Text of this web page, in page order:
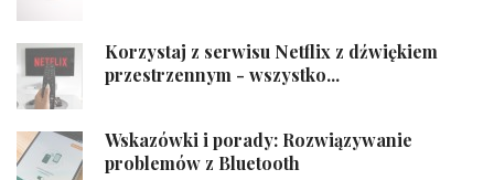
Korzystaj z serwisu Netflix z dźwiękiem
przestrzennym - wszystko...
Wskazówki i porady: Rozwiązywanie
problemów z Bluetooth